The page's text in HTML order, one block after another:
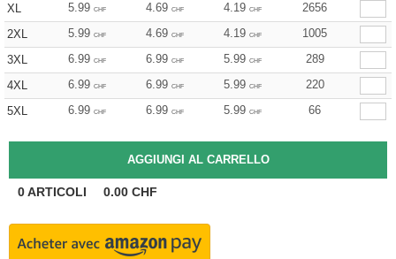
XL
5.99 CHF 4.69 CHF 4.19 CHF
2656
2XL
5.99 CHF 4.69 CHF 4.19 CHF
1005
3XL
6.99 CHF 6.99 CHF 5.99 CHF
289
4XL
6.99 CHF 6.99 CHF 5.99 CHF
220
5XL
6.99 CHF 6.99 CHF 5.99 CHF 66
0ARTICOLI 0.00 CHF